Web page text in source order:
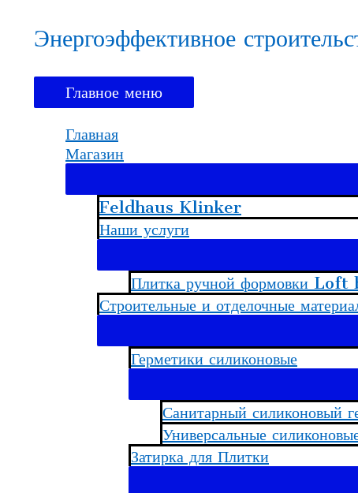
Энергоэффективное
Главное меню
Главная
Магазин
Feldhaus Klinker
Наши услуги
Плитка ручной формовки
Строительные и отделочные
Герметики силиконовые
Санитарный силиконовый
Универсальные
Затирка для Плитки